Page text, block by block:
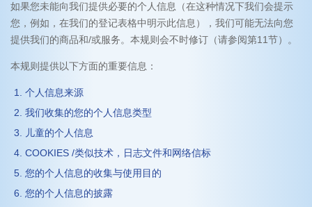
如果您未能向我们提供必要的个人信息（在这种情况下我们会提示
您，例如，在我们的登记表格中明示此信息），我们可能无法向您
提供我们的商品和/或服务。本规则会不时修订（请参阅第11节）。
本规则提供以下方面的重要信息：
个人信息来源
我们收集的您的个人信息类型
儿童的个人信息
COOKIES /类似技术，日志文件和网络信标
您的个人信息的收集与使用目的
您的个人信息的披露